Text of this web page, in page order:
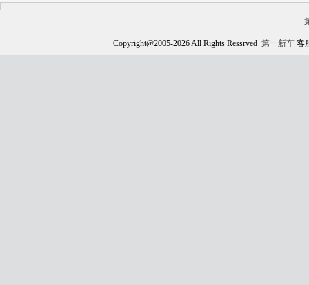
Copyright@2005-2026 All Rights Ressrved 第一新车客